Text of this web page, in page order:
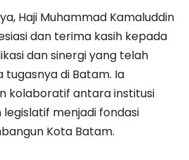
Haji Muhammad Kamaluddin
dan terima kasih kepada
dan sinergi yang telah
di Batam. Ia
kolaboratif antara institusi
menjadi fondasi
Kota Batam.